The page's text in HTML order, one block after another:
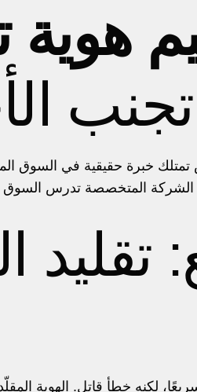
هوية
تمتلك خبرة حقيقية في السوق
الشركة المتخصصة تدرس
لكنه خطأ قاتل. الهوية